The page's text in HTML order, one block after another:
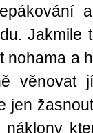
Jakmile
nohama a
věnovat
jen